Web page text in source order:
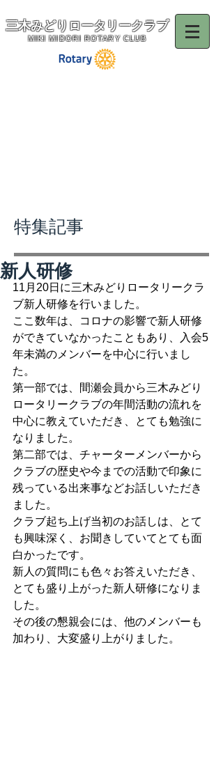
三木みどりロータリークラブ
MIKI MIDORI ROTARY CLUB
特集記事
新人研修
11月20日に三木みどりロータリークラ
ブ新人研修を行いました。
ここ数年は、コロナの影響で新人研修
ができていなかったこともあり、入会5
年未満のメンバーを中心に行いまし
た。
第一部では、間瀬会員から三木みどり
ロータリークラブの年間活動の流れを
中心に教えていただき、とても勉強に
なりました。
第二部では、チャーターメンバーから
クラブの歴史や今までの活動で印象に
残っている出来事などお話しいただき
ました。
クラブ起ち上げ当初のお話しは、とて
も興味深く、お聞きしていてとても面
白かったです。
新人の質問にも色々お答えいただき、
とても盛り上がった新人研修になりま
した。
その後の懇親会には、他のメンバーも
加わり、大変盛り上がりました。